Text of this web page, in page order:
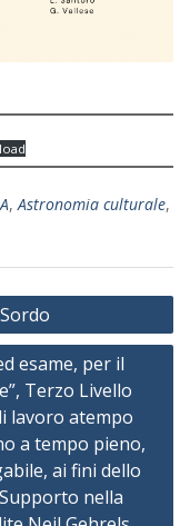
,Astronomia culturale,
esame, per il
Terzo Livello
lavoro atempo
a tempo pieno,
ai fini dello
nella